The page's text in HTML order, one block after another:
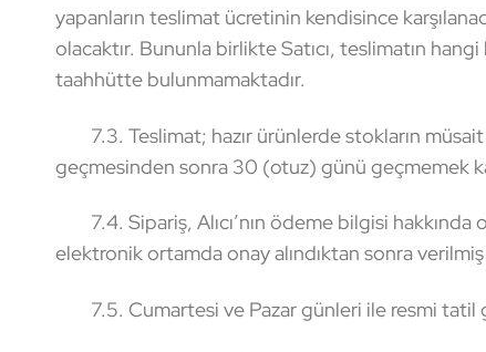
yapanların teslimat ücretinin kendisince
olacaktır. Bununla birlikte Satıcı, teslimatın
taahhütte bulunmamaktadır.
7.3. Teslimat; hazır ürünlerde stokların müsait
geçmesinden sonra 30 (otuz) günü geçmemek
7.4. Sipariş, Alıcı’nın ödeme bilgisi hakkında
elektronik ortamda onay alındıktan sonra verilmiş
7.5. Cumartesi ve Pazar günleri ile resmi tatil